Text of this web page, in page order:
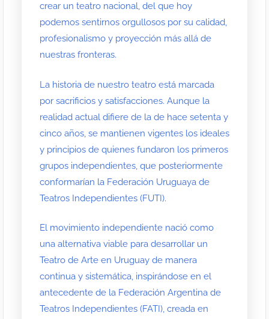
crear un teatro nacional, del que hoy
podemos sentirnos orgullosos por su calidad,
profesionalismo y proyección más allá de
nuestras fronteras.
La historia de nuestro teatro está marcada
por sacrificios y satisfacciones. Aunque la
realidad actual difiere de la de hace setenta y
cinco años, se mantienen vigentes los ideales
y principios de quienes fundaron los primeros
grupos independientes, que posteriormente
conformarían la Federación Uruguaya de
Teatros Independientes (FUTI).
El movimiento independiente nació como
una alternativa viable para desarrollar un
Teatro de Arte en Uruguay de manera
continua y sistemática, inspirándose en el
antecedente de la Federación Argentina de
Teatros Independientes (FATI), creada en